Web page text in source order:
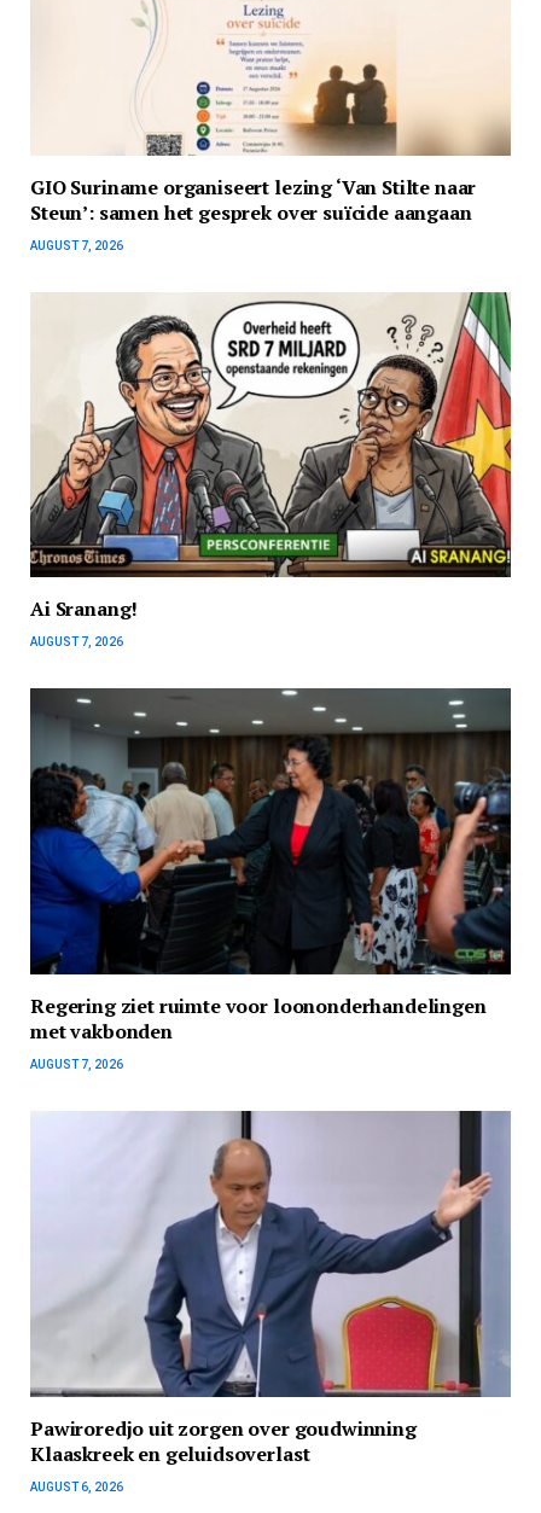
GIO Suriname organiseert lezing ‘Van Stilte naar
Steun’: samen het gesprek over suïcide aangaan
AUGUST 7, 2026
Ai Sranang!
AUGUST 7, 2026
Regering ziet ruimte voor loononderhandelingen
met vakbonden
AUGUST 7, 2026
Pawiroredjo uit zorgen over goudwinning
Klaaskreek en geluidsoverlast
AUGUST 6, 2026